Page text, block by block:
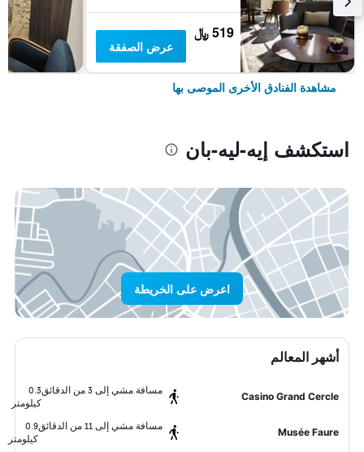
519 ﷼
عرض الصفقة
مشاهدة الفنادق الأخرى الموصى بها
استكشف إيه-ليه-بان
اعرض على الخريطة
أشهر المعالم
Casino Grand Cercle
مسافة مشي إلى 3 من الدقائق
0.3
كيلومتر
Musée Faure
مسافة مشي إلى 11 من الدقائق
0.9
كيلومتر